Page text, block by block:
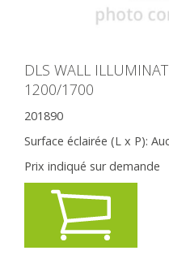
DLS WALL
1200/1700
201890
Surface éclairée (L x P):
Prix indiqué sur demande